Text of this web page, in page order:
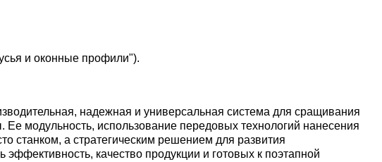
и оконные профили").
надежная и универсальная система для сращивания
модульность, использование передовых технологий нанесения
станком, а стратегическим решением для развития
качество продукции и готовых к поэтапной